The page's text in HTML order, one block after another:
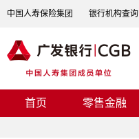
中国人寿保险集团 银行机构查询
首页 零售金融